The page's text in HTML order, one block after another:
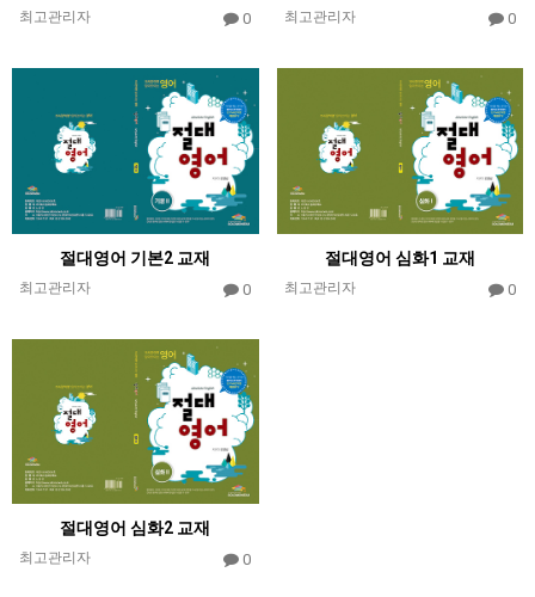
최고관리자 0 최고관리자 0
절대영어 기본2 교재
최고관리자 0
절대영어 심화1 교재
최고관리자 0
절대영어 심화2 교재
최고관리자 0